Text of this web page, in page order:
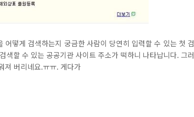
떻게 검색하는지 궁금한 사람이 당연히 입력할 수 있는 첫 검
할 수 있는 공공기관 사이트 주소가 떡하니 나타납니다. 그러
져 버리네요.ㅠㅠ. 게다가